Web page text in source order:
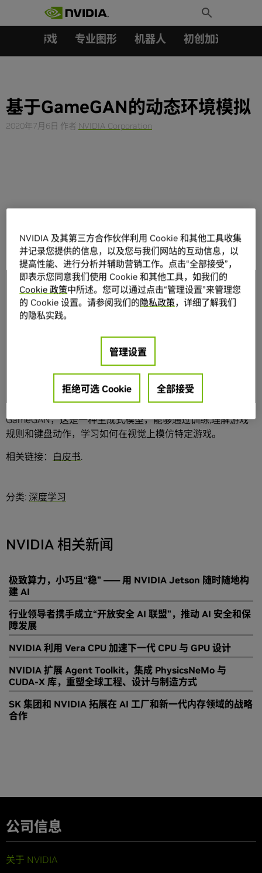
Toggle
Search
游戏 专业图形 机器人 初创加速会员成
基于GameGAN的动态环境模拟
2020年7月6日 作者 NVIDIA Corporation
分享
对于任何机器人系统，模拟都是关键的一环。我们旨在通过
简单地观察代理与环境的交互，来了解模拟器。我们专注于
图形游戏，将其作为真实环境的代理。我们将介绍
GameGAN，这是一种生成式模型，能够通过训练,理解游戏
规则和键盘动作，学习如何在视觉上模仿特定游戏。
相关链接： 白皮书.
分类: 深度学习
NVIDIA 相关新闻
极致算力，小巧且“稳” —— 用 NVIDIA Jetson 随时随地构
建 AI
行业领导者携手成立“开放安全 AI 联盟”，推动 AI 安全和保
障发展
NVIDIA 利用 Vera CPU 加速下一代 CPU 与 GPU 设计
NVIDIA 扩展 Agent Toolkit，集成 PhysicsNeMo 与
CUDA-X 库，重塑全球工程、设计与制造方式
SK 集团和 NVIDIA 拓展在 AI 工厂和新一代内存领域的战略
合作
公司信息
关于 NVIDIA
NVIDIA 及其第三方合作伙伴利用 Cookie 和其他工具收集
并记录您提供的信息，以及您与我们网站的互动信息，以
提高性能、进行分析并辅助营销工作。点击“全部接受”，
即表示您同意我们使用 Cookie 和其他工具，如我们的
Cookie 政策中所述。您可以通过点击“管理设置”来管理您
的 Cookie 设置。请参阅我们的隐私政策，详细了解我们
的隐私实践。
管理设置
拒绝可选 Cookie 全部接受